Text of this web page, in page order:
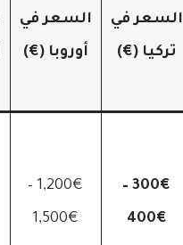
السعر في
تركيا (€)
السعر في
أوروبا (€)
300€ –
400€
1,200€ –
1,500€